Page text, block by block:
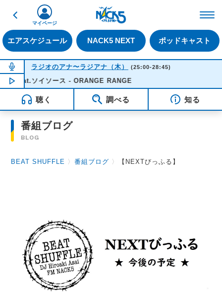
戻る
エアスケジュール NACK5 NEXT ポッドキャスト
マイページ
NOW ON AIR
ラジオのアナ〜ラジアナ（木） (25:00-28:45)
NOW PLAYING03:31
ソイソース - ORANGE RANGE
聴く 調べる 知る
番組ブログ
BLOG
BEAT SHUFFLE 〉番組ブログ 〉 【NEXTびっふる】